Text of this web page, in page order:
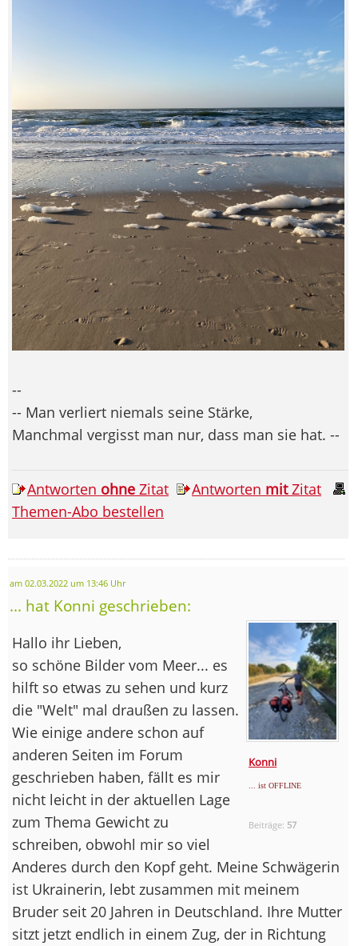
--
-- Man verliert niemals seine Stärke,
Manchmal vergisst man nur, dass man sie hat. --
Antworten ohne Zitat Antworten mitZitat
Themen-Abo bestellen
am 02.03.2022 um 13:46 Uhr
... hat Konni geschrieben:
Konni
... ist OFFLINE
Beiträge: 57
Hallo ihr Lieben,
so schöne Bilder vom Meer... es
hilft so etwas zu sehen und kurz
die "Welt" mal draußen zu lassen.
Wie einige andere schon auf
anderen Seiten im Forum
geschrieben haben, fällt es mir
nicht leicht in der aktuellen Lage
zum Thema Gewicht zu
schreiben, obwohl mir so viel
Anderes durch den Kopf geht. Meine Schwägerin
ist Ukrainerin, lebt zusammen mit meinem
Bruder seit 20 Jahren in Deutschland. Ihre Mutter
sitzt jetzt endlich in einem Zug, der in Richtung